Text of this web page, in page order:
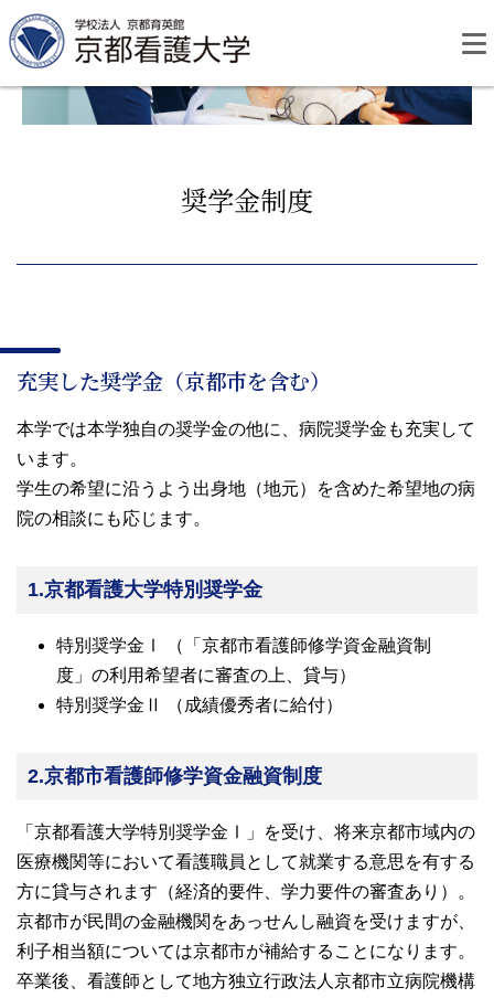
看護学部・編入学
大学院【博士前期課程】
大学院【博士後期課程】
感染管理認定看護師教育課程
看護の智協働開発センター
入試案内
Q＆A
サイト案内
在校生専用
to
奨学金制度
充実した奨学金（京都市を含む）
本学では本学独自の奨学金の他に、病院奨学金も充実して
います。
学生の希望に沿うよう出身地（地元）を含めた希望地の病
院の相談にも応じます。
1.京都看護大学特別奨学金
特別奨学金Ⅰ （「京都市看護師修学資金融資制
度」の利用希望者に審査の上、貸与）
特別奨学金Ⅱ （成績優秀者に給付）
2.京都市看護師修学資金融資制度
「京都看護大学特別奨学金Ⅰ」を受け、将来京都市域内の
医療機関等において看護職員として就業する意思を有する
方に貸与されます（経済的要件、学力要件の審査あり）。
京都市が民間の金融機関をあっせんし融資を受けますが、
利子相当額については京都市が補給することになります。
卒業後、看護師として地方独立行政法人京都市立病院機構